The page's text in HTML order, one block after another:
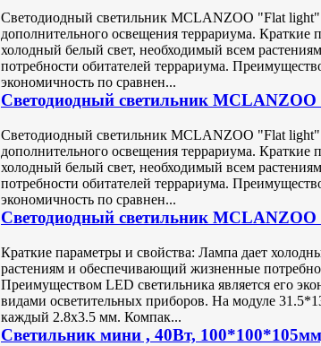
Светодиодный светильник MCLANZOO "Flat light"
дополнительного освещения террариума. Краткие
холодный белый свет, необходимый всем
потребности обитателей террариума.
экономичность по сравнен...
Светодиодный светильник
Светодиодный светильник MCLANZOO "Flat light"
дополнительного освещения террариума. Краткие
холодный белый свет, необходимый всем
потребности обитателей террариума.
экономичность по сравнен...
Светодиодный светильник
Краткие параметры и свойства: Лампа дает
растениям и обеспечивающий жизненные
Преимуществом LED светильника является его
видами осветительных приборов. На модуле
каждый 2.8х3.5 мм. Компак...
Светильник мини , 40Вт,